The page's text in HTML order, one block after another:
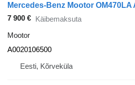
7 900 € Käibemaksuta
Mootor
A0020106500
Eesti, Kõrveküla